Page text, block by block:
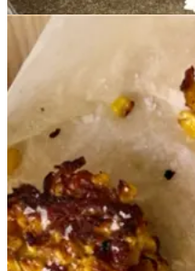
Majs-
græskarrøstiMajs-
græskarrøsti
medmed
hytteosthytteost